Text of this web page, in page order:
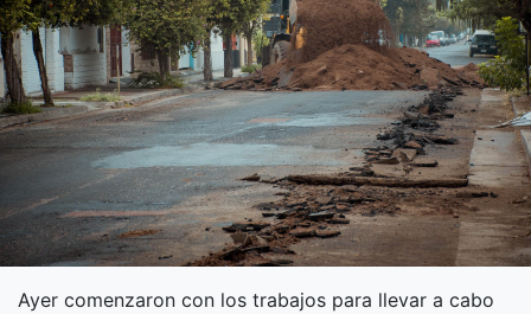
Ayer comenzaron con los trabajos para llevar a cabo